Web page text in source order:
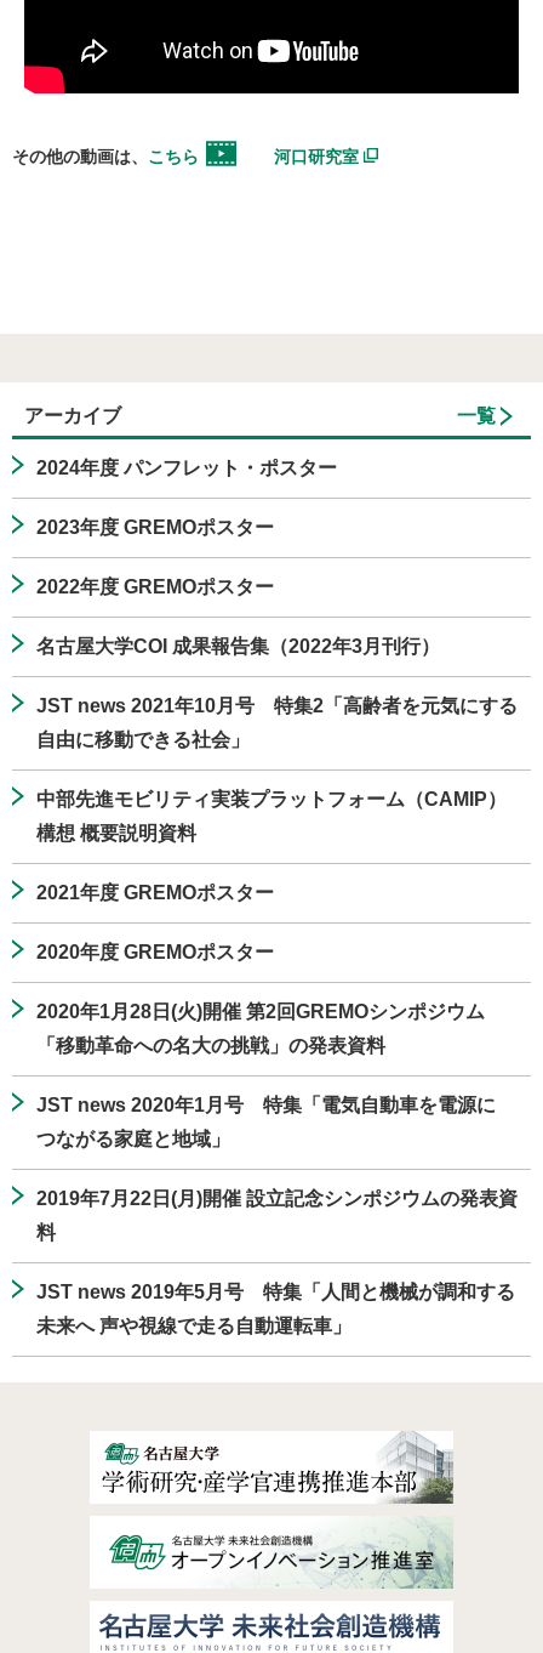
その他の動画は、 こちら 河口研究室
アーカイブ 一覧
2024年度 パンフレット・ポスター
2023年度 GREMOポスター
2022年度 GREMOポスター
名古屋大学COI 成果報告集（2022年3月刊行）
JST news 2021年10月号 特集2「高齢者を元気にする
自由に移動できる社会」
中部先進モビリティ実装プラットフォーム（CAMIP）
構想 概要説明資料
2021年度 GREMOポスター
2020年度 GREMOポスター
2020年1月28日(火)開催 第2回GREMOシンポジウム
「移動革命への名大の挑戦」の発表資料
JST news 2020年1月号 特集「電気自動車を電源に
つながる家庭と地域」
2019年7月22日(月)開催 設立記念シンポジウムの発表資
料
JST news 2019年5月号 特集「人間と機械が調和する
未来へ 声や視線で走る自動運転車」